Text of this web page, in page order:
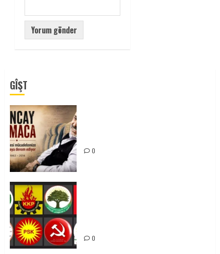
GÎŞT
0
0